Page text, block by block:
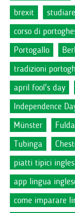
brexit
corso di
Portogallo
tradizioni
april fool's day
Independence
Münster
Fulda
Tubinga
piatti tipici
app lingua
come imparare